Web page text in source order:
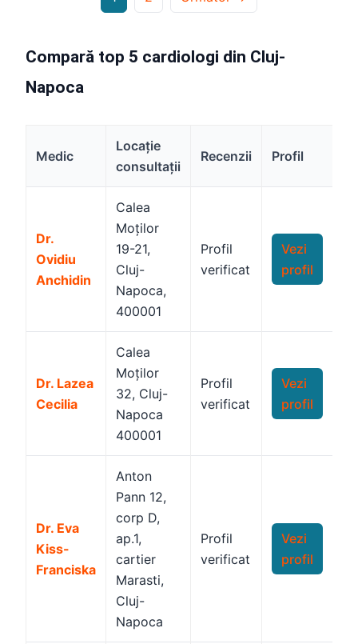
Compară top 5 cardiologi din Cluj-
Napoca
Medic
Locație
consultații
Recenzii Profil
Dr.
Ovidiu
Anchidin
Calea
Moților
19-21,
Cluj-
Napoca,
400001
Profil
verificat
Vezi
profil
Dr. Lazea
Cecilia
Calea
Moților
32, Cluj-
Napoca
400001
Profil
verificat
Vezi
profil
Dr. Eva
Kiss-
Franciska
Anton
Pann 12,
corp D,
ap.1,
cartier
Marasti,
Cluj-
Napoca
Profil
verificat
Vezi
profil